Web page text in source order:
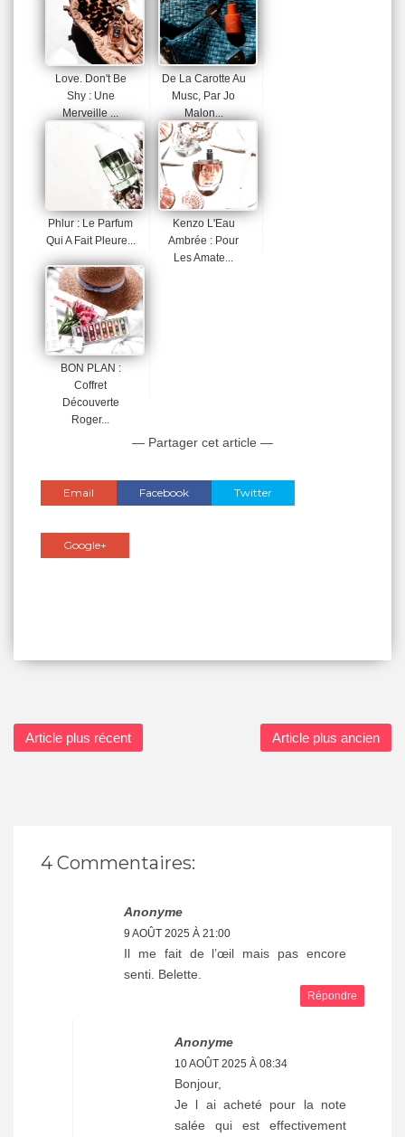
Love. Don't Be
Shy : Une
Merveille ...
De La Carotte Au
Musc, Par Jo
Malon...
Phlur : Le Parfum
Qui A Fait Pleure...
Kenzo L'Eau
Ambrée : Pour
Les Amate...
BON PLAN :
Coffret
Découverte
Roger...
— Partager cet article —
Email Facebook Twitter
Google+
Article plus récent Article plus ancien
4 Commentaires:
Anonyme
9 AOÛT 2025 À 21:00
Il me fait de l’œil mais pas encore
senti. Belette.
Répondre
Anonyme
10 AOÛT 2025 À 08:34
Bonjour,
Je l ai acheté pour la note
salée qui est effectivement